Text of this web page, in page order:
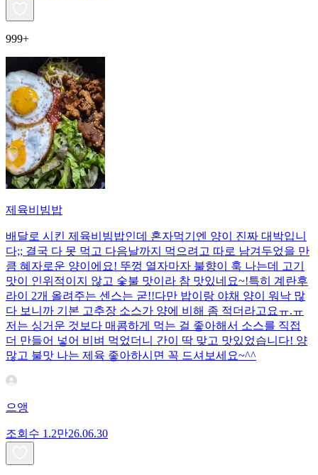
999+
제육비빔밥
배달로 시킨 제육비빔밥인데 혼자먹기엔 양이 진짜 대박입니
다;; 결국 다 못 먹고 다음날까지 먹으려고 따로 남겨두었을 만
큼 혜자로운 양이에요! 뚜껑 열자마자 불향이 훅 나는데 고기
맛이 인위적이지 않고 숯불 맛이라 참 맛있네요~!특히 계란후
라이 2개 올려주는 센스는 굳!! ​다만 밥이랑 야채 양이 워낙 많
다 보니까 기본 고추장 소스가 양에 비해 좀 적더라고요ㅠ.ㅠ
저는 싱거운 것보다 매콤하게 먹는 걸 좋아해서 소스를 직접
더 만들어 넣어 비벼 먹었더니 간이 딱 맞고 맛있었습니다! 양
많고 불맛 나는 제육 좋아하시면 꼭 드셔보세요~^^
으앵
조회수 1.2만26.06.30